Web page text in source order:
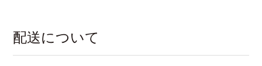
配送について